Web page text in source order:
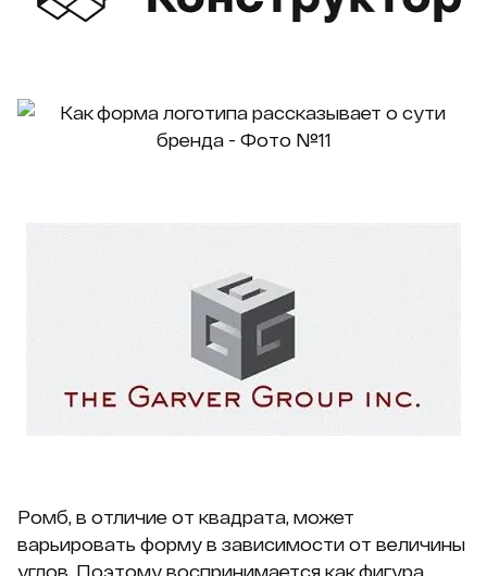
Ромб, в отличие от квадрата, может
варьировать форму в зависимости от величины
углов. Поэтому воспринимается как фигура